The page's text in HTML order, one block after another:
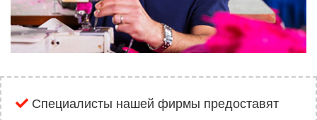
Специалисты нашей фирмы предоставят